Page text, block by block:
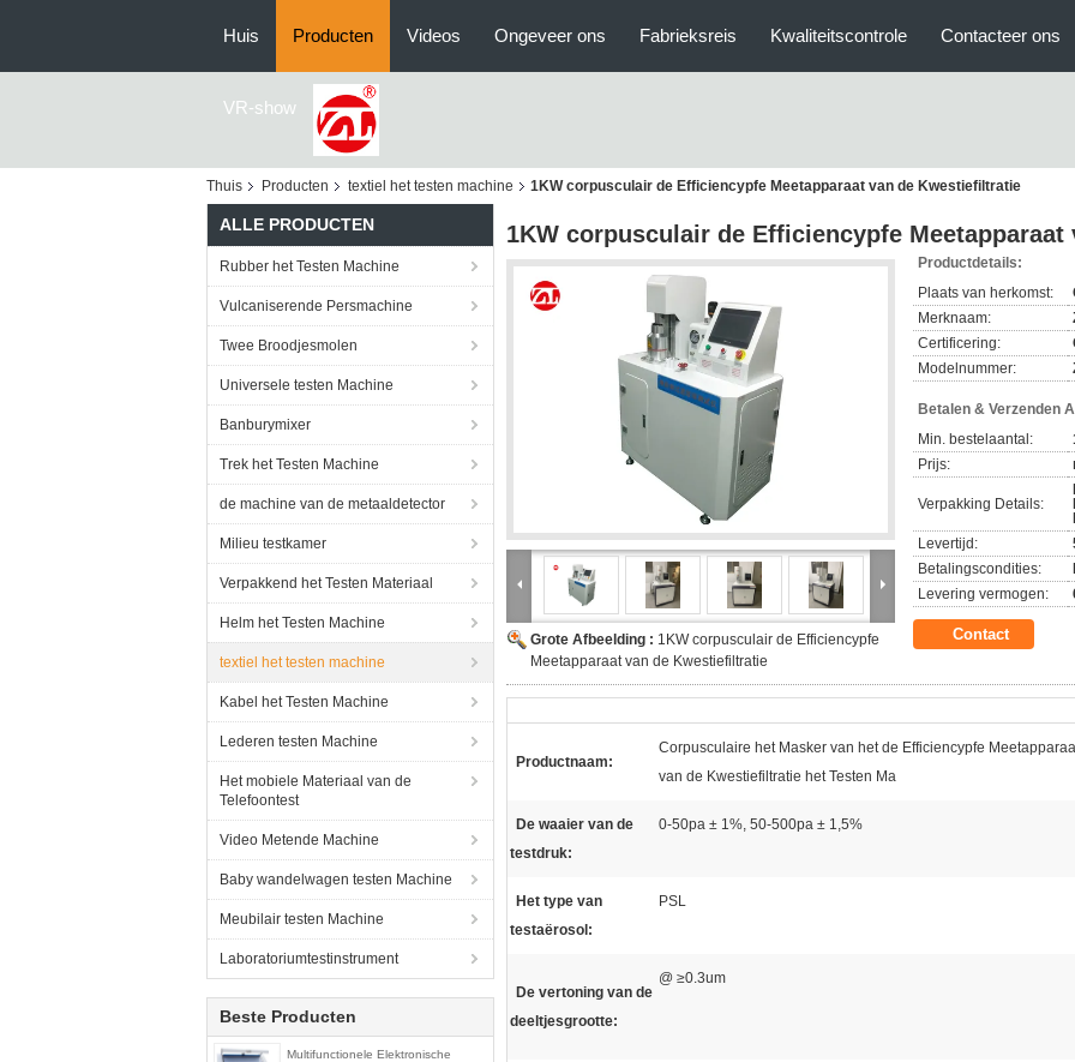
Huis Producten Videos Ongeveer ons Fabrieksreis Kwaliteitscontrole Contacteer ons
VR-show
Thuis Producten textiel het testen machine 1KW corpusculair de Efficiencypfe Meetapparaat van de Kwestiefiltratie
ALLE PRODUCTEN
Rubber het Testen Machine
Vulcaniserende Persmachine
Twee Broodjesmolen
Universele testen Machine
Banburymixer
Trek het Testen Machine
de machine van de metaaldetector
Milieu testkamer
Verpakkend het Testen Materiaal
Helm het Testen Machine
textiel het testen machine
Kabel het Testen Machine
Lederen testen Machine
Het mobiele Materiaal van de
Telefoontest
Video Metende Machine
Baby wandelwagen testen Machine
Meubilair testen Machine
Laboratoriumtestinstrument
Beste Producten
Multifunctionele Elektronische
1KW corpusculair de Efficiencypfe
Grote Afbeelding : 1KW corpusculair de Efficiencypfe
Meetapparaat van de Kwestiefiltratie
Productdetails:
Plaats van herkomst:
Merknaam:
Certificering:
Modelnummer:
Betalen & Verzenden
Min. bestelaantal:
Prijs:
Verpakking Details:
Levertijd:
Betalingscondities:
Levering vermogen:
Contact
Productnaam:
Corpusculaire het Masker van het de Efficiencypfe
van de Kwestiefiltratie het Testen Ma
De waaier van de
testdruk:
0-50pa ± 1%, 50-500pa ± 1,5%
Het type van
testaërosol:
PSL
De vertoning van de
deeltjesgrootte:
@ ≥0.3um